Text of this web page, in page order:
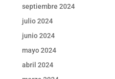
septiembre 2024
julio 2024
junio 2024
mayo 2024
abril 2024